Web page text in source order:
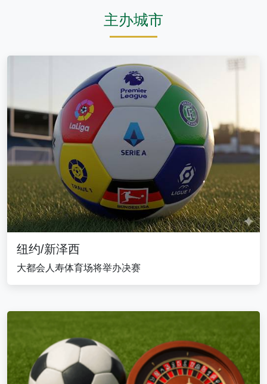
主办城市
纽约/新泽西
大都会人寿体育场将举办决赛